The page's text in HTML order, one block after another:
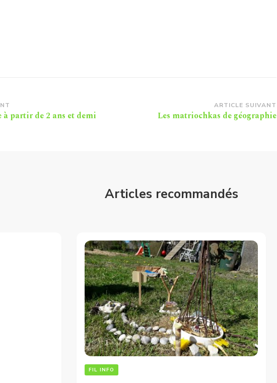
partir de 2 ans et demi
ARTICLE SUIVANT
Les matriochkas de géographie
Articles recommandés
FIL INFO